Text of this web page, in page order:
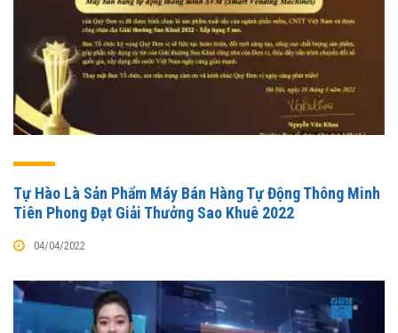
Tự Hào Là Sản Phẩm Máy Bán Hàng Tự Động Thông Minh
Tiên Phong Đạt Giải Thưởng Sao Khuê 2022
04/04/2022